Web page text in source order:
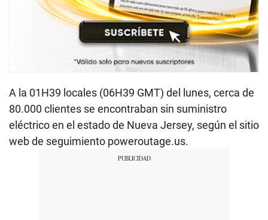
A la 01H39 locales (06H39 GMT) del lunes, cerca de
80.000 clientes se encontraban sin suministro
eléctrico en el estado de Nueva Jersey, según el sitio
web de seguimiento poweroutage.us.